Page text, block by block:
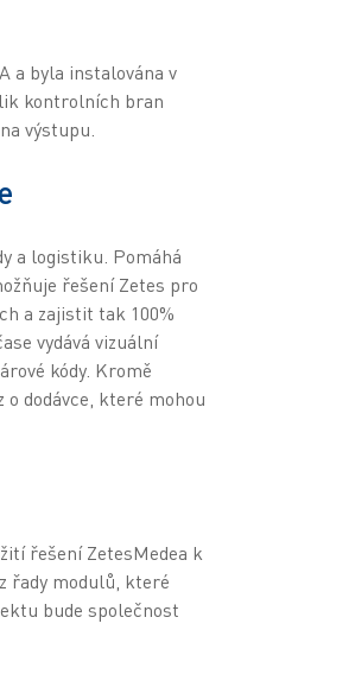
a byla instalována v
kontrolních bran
výstupu.
a logistiku. Pomáhá
řešení Zetes pro
a zajistit tak 100%
vydává vizuální
kódy. Kromě
dodávce, které mohou
řešení ZetesMedea k
řady modulů, které
bude společnost